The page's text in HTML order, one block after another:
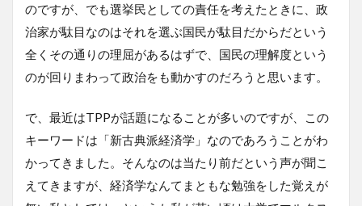
のですが、でも選挙民としての責任を考えたときに、政
治家が駄目なのはそれを選ぶ国民が駄目だからだという
全くその通りの理屈があるはずで、国民の理解度という
のが回りまわって政治をも動かすのだろうと思います。
で、最近はTPPが話題になることが多いのですが、この
キーワードは「新古典派経済学」なのであろうことがわ
かってきました。そんなのは当たり前だという声が聞こ
えてきますが、経済学なんてまともな勉強をした覚えが